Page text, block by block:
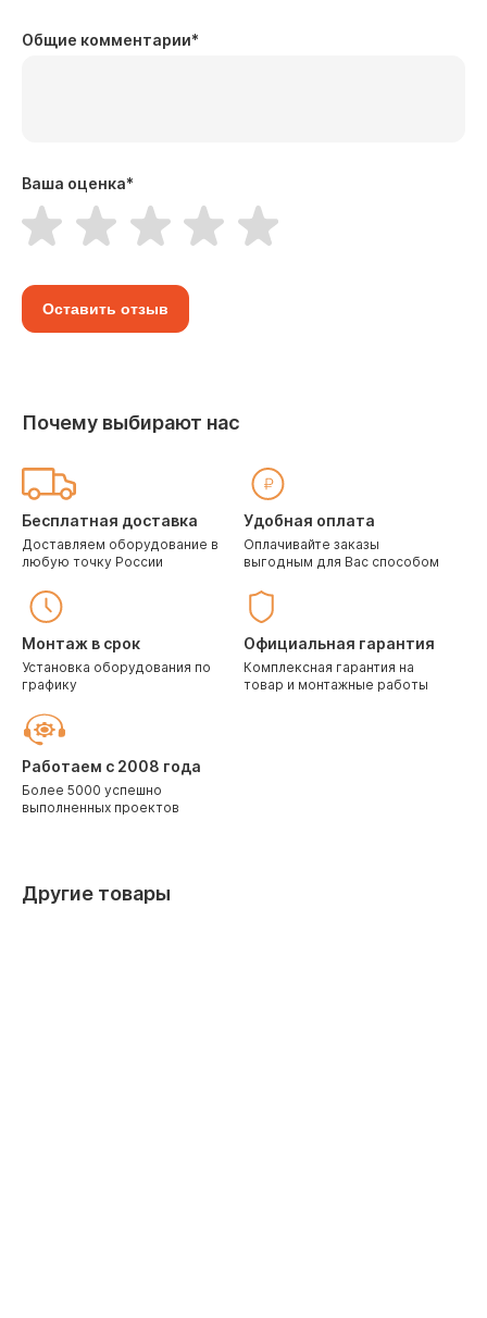
Общие комментарии*
Ваша оценка*
Оставить отзыв
Почему выбирают нас
Бесплатная доставка
Доставляем оборудование в
любую точку России
Удобная оплата
Оплачивайте заказы
выгодным для Вас способом
Монтаж в срок
Установка оборудования по
графику
Официальная гарантия
Комплексная гарантия на
товар и монтажные работы
Работаем с 2008 года
Более 5000 успешно
выполненных проектов
Другие товары